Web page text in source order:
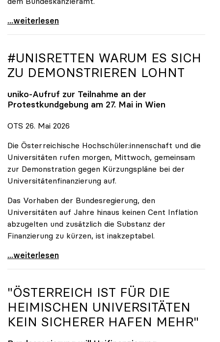
\"Wir nehmen es nicht hin\": Rede von
...weiterlesen
#UNISRETTEN WARUM ES SICH
ZU DEMONSTRIEREN LOHNT
uniko-Aufruf zur Teilnahme an der
Protestkundgebung am 27. Mai in Wien
OTS 26. Mai 2026
Die Österreichische Hochschüler:innenschaft und die
Universitäten rufen morgen, Mittwoch, gemeinsam
zur Demonstration gegen Kürzungspläne bei der
Universitätenfinanzierung auf.
Das Vorhaben der Bundesregierung, den
Universitäten auf Jahre hinaus keinen Cent Inflation
abzugelten und zusätzlich die Substanz der
Finanzierung zu kürzen, ist inakzeptabel.
#UnisRetten Warum es sich zu demonstrieren lohnt
...weiterlesen
"ÖSTERREICH IST FÜR DIE
HEIMISCHEN UNIVERSITÄTEN
KEIN SICHERER HAFEN MEHR"